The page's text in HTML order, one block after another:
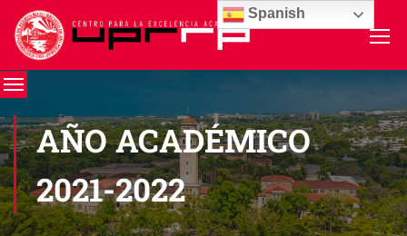
AÑO ACADÉMICO
2021-2022
Spanish